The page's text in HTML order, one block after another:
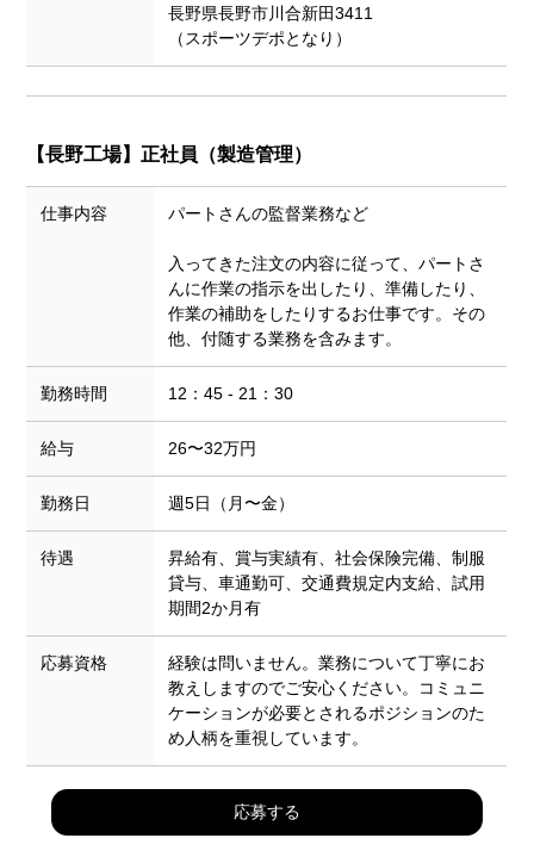
長野県長野市川合新田3411
（スポーツデポとなり）
【長野工場】 正社員（製造管理）
仕事内容 パートさんの監督業務など
入ってきた注文の内容に従って、パートさ
んに作業の指示を出したり、準備したり、
作業の補助をしたりするお仕事です。その
他、付随する業務を含みます。
勤務時間 12：45 - 21：30
給与 26〜32万円
勤務日 週5日（月〜金）
待遇
昇給有、賞与実績有、社会保険完備、制服
貸与、車通勤可、交通費規定内支給、試用
期間2か月有
応募資格
経験は問いません。業務について丁寧にお
教えしますのでご安心ください。コミュニ
ケーションが必要とされるポジションのた
め人柄を重視しています。
応募する